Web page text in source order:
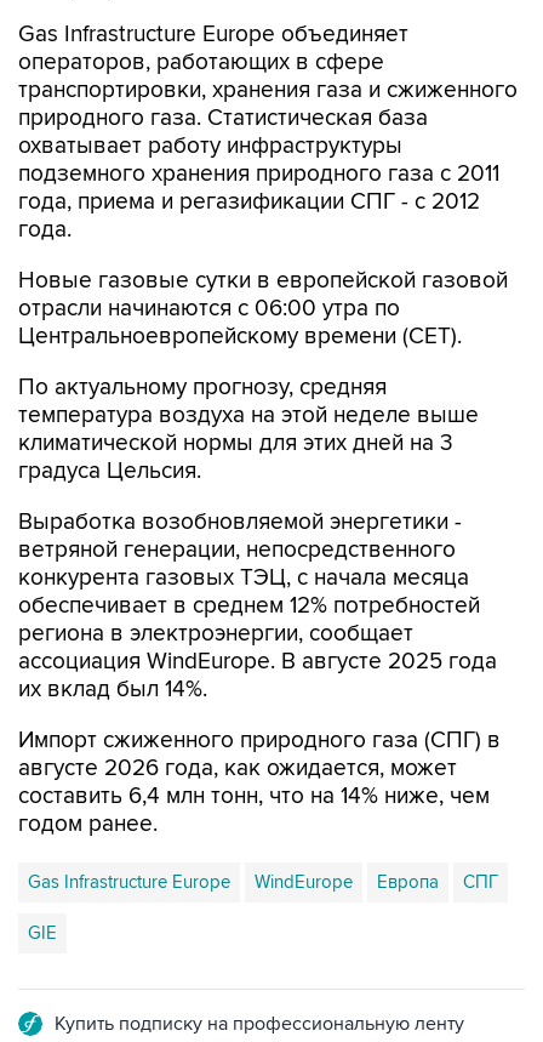
Gas Infrastructure Europe объединяет
операторов, работающих в сфере
транспортировки, хранения газа и сжиженного
природного газа. Статистическая база
охватывает работу инфраструктуры
подземного хранения природного газа с 2011
года, приема и регазификации СПГ - с 2012
года.
Новые газовые сутки в европейской газовой
отрасли начинаются c 06:00 утра по
Центральноевропейскому времени (CET).
По актуальному прогнозу, средняя
температура воздуха на этой неделе выше
климатической нормы для этих дней на 3
градуса Цельсия.
Выработка возобновляемой энергетики -
ветряной генерации, непосредственного
конкурента газовых ТЭЦ, с начала месяца
обеспечивает в среднем 12% потребностей
региона в электроэнергии, сообщает
ассоциация WindEurope. В августе 2025 года
их вклад был 14%.
Импорт сжиженного природного газа (СПГ) в
августе 2026 года, как ожидается, может
составить 6,4 млн тонн, что на 14% ниже, чем
годом ранее.
Gas Infrastructure Europe WindEurope Европа СПГ
GIE
Купить подписку на профессиональную ленту